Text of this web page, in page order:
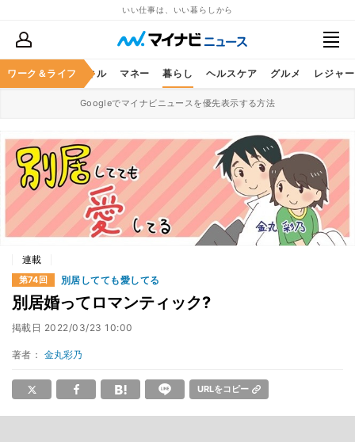
いい仕事は、いい暮らしから
ワーク＆ライフ
ア ビジネススキル マネー 暮らし ヘルスケア グルメ レジャー
Googleでマイナビニュースを優先表示する方法
連載
第74回 別居してても愛してる
別居婚ってロマンティック?
掲載日 2022/03/23 10:00
著者： 金丸彩乃
URLをコピー